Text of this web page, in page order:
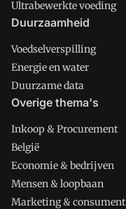
Ultrabewerkte voeding
Duurzaamheid
Voedselverspilling
Energie en water
Duurzame data
Overige thema's
Inkoop & Procurement
België
Economie & bedrijven
Mensen & loopbaan
Marketing & consument